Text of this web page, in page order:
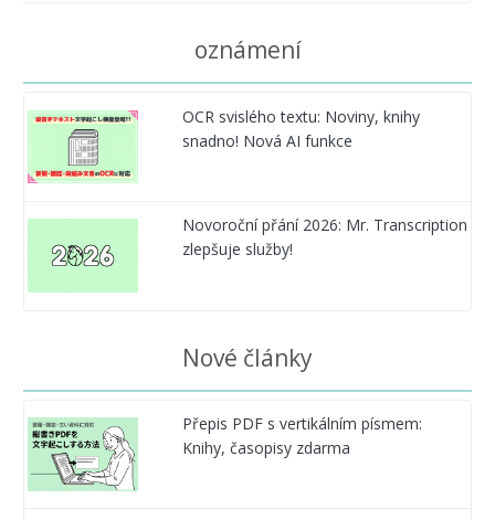
oznámení
OCR svislého textu: Noviny, knihy
snadno! Nová AI funkce
Novoroční přání 2026: Mr. Transcription
zlepšuje služby!
Nové články
Přepis PDF s vertikálním písmem:
Knihy, časopisy zdarma